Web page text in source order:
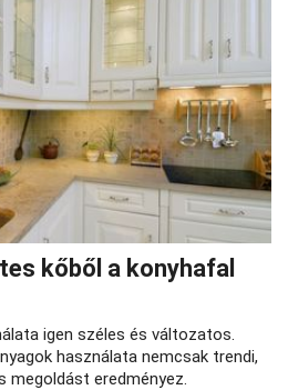
kőből a konyhafal
igen széles és változatos.
használata nemcsak trendi,
megoldást eredményez.